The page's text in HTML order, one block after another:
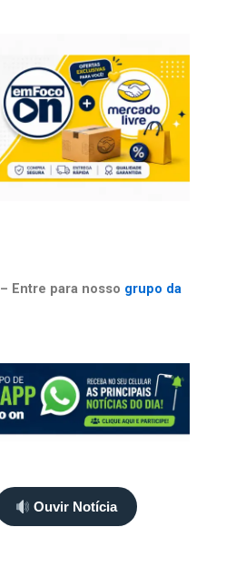
– Entre para nosso grupo da
Ouvir Notícia